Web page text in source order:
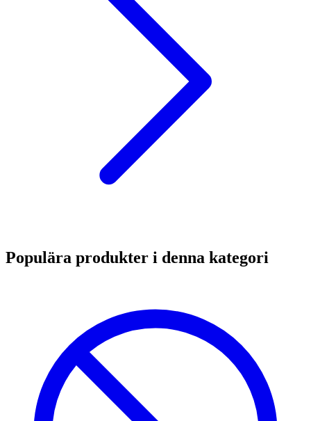
Populära produkter i denna kategori